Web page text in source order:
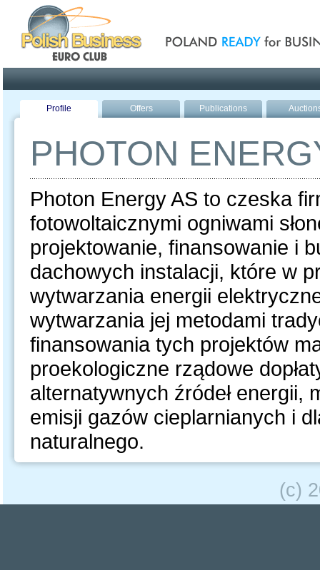
Profile Offers Publications
PHOTON
Photon Energy AS to czeska
fotowoltaicznymi ogniwami
projektowanie, finansowanie i
dachowych instalacji, które w
wytwarzania energii
wytwarzania jej metodami
finansowania tych projektów
proekologiczne rządowe
alternatywnych źródeł energii,
emisji gazów cieplarnianych i
naturalnego.
(c)